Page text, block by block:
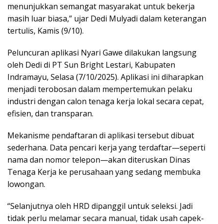
menunjukkan semangat masyarakat untuk bekerja
masih luar biasa,” ujar Dedi Mulyadi dalam keterangan
tertulis, Kamis (9/10).
Peluncuran aplikasi Nyari Gawe dilakukan langsung
oleh Dedi di PT Sun Bright Lestari, Kabupaten
Indramayu, Selasa (7/10/2025). Aplikasi ini diharapkan
menjadi terobosan dalam mempertemukan pelaku
industri dengan calon tenaga kerja lokal secara cepat,
efisien, dan transparan.
Mekanisme pendaftaran di aplikasi tersebut dibuat
sederhana. Data pencari kerja yang terdaftar—seperti
nama dan nomor telepon—akan diteruskan Dinas
Tenaga Kerja ke perusahaan yang sedang membuka
lowongan.
“Selanjutnya oleh HRD dipanggil untuk seleksi. Jadi
tidak perlu melamar secara manual, tidak usah capek-